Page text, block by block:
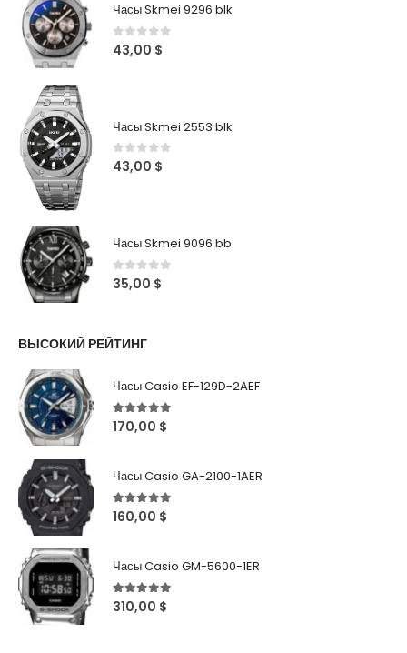
Часы Skmei 9296 blk
0 out of 5
43,00 $
Часы Skmei 2553 blk
0 out of 5
43,00 $
Часы Skmei 9096 bb
0out of 5
35,00 $
ВЫСОКИЙ РЕЙТИНГ
Часы Casio EF-129D-2AEF
5out of 5
170,00 $
Часы Casio GA-2100-1AER
5out of 5
160,00 $
Часы Casio GM-5600-1ER
5out of 5
310,00 $